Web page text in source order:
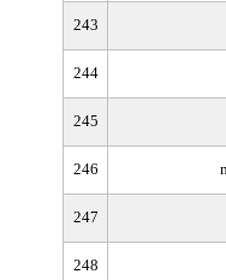
243
244
245
246
247
248